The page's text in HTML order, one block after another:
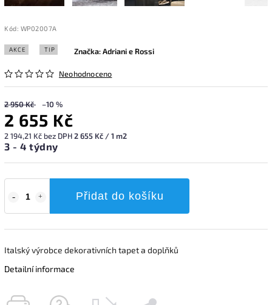
Kód: WP02007A
AKCE TIP
Neohodnoceno
Značka:Adriani e Rossi
2 950 Kč –10 %
2 655 Kč
2 194,21 Kč bez DPH2 655 Kč / 1 m2
3 - 4 týdny
Přidat do košíku
Italský výrobce dekorativních tapet a doplňků
Detailní informace